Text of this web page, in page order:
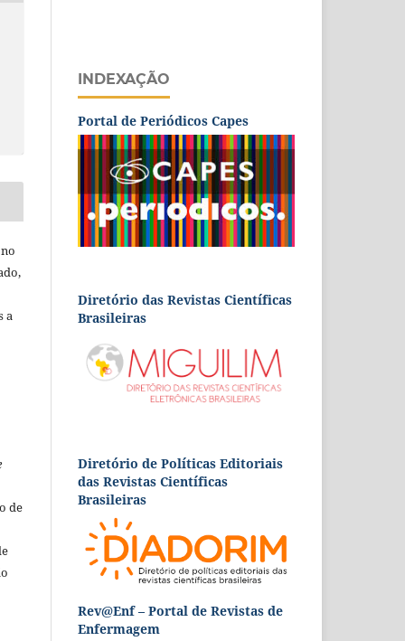
a
de
INDEXAÇÃO
Portal de Periódicos Capes
Diretório das Revistas Científicas
Brasileiras
Diretório de Políticas Editoriais
das Revistas Científicas
Brasileiras
Rev@Enf – Portal de Revistas de
Enfermagem